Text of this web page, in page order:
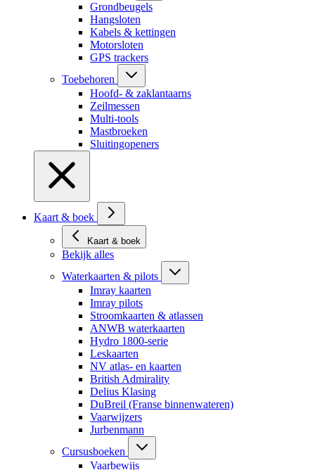
Grondbeugels
Hangsloten
Kabels & kettingen
Motorsloten
GPS trackers
Toebehoren
Hoofd- & zaklantaarns
Zeilmessen
Multi-tools
Mastbroeken
Sluitingopeners
Kaart & boek
Kaart & boek
Bekijk alles
Waterkaarten & pilots
Imray kaarten
Imray pilots
Stroomkaarten & atlassen
ANWB waterkaarten
Hydro 1800-serie
Leskaarten
NV atlas- en kaarten
British Admirality
Delius Klasing
DuBreil (Franse binnenwateren)
Vaarwijzers
Jurbenmann
Cursusboeken
Vaarbewijs